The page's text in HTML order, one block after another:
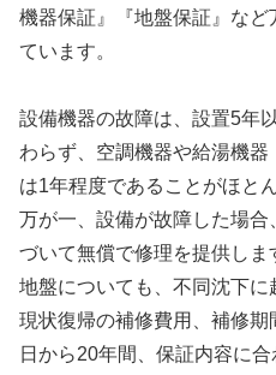
機器保証』『地盤保証』 など
ています。
設備機器の故障は、設置5年
わらず、空調機器や給湯機
は1年程度であることがほと
万が一、設備が故障した場
づいて無償で修理を提供しま
地盤についても、不同沈下
現状復帰の補修費用、補修
日から20年間、保証内容に